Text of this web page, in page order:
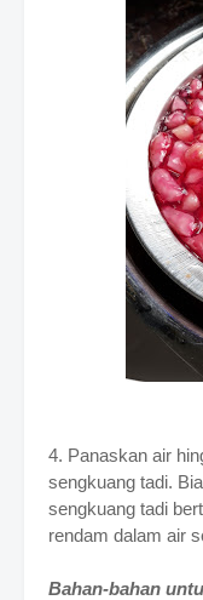
4. Panaskan air
sengkuang tadi.
sengkuang tadi
rendam dalam air
Bahan-bahan